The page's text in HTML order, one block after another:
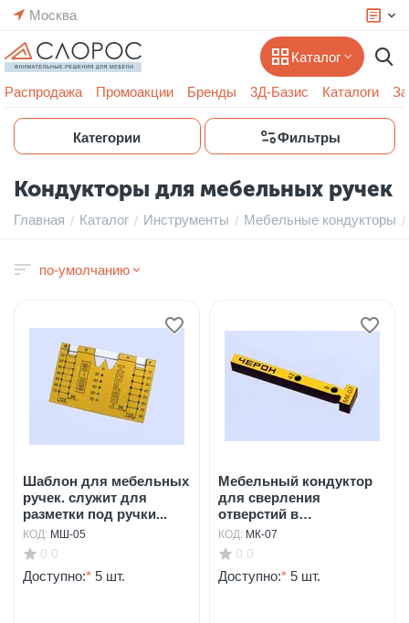
Москва
Каталог
Распродажа Промоакции Бренды 3Д-Базис Каталоги
Категории Фильтры
Кондукторы для мебельных ручек
Главная / Каталог / Инструменты / Мебельные кондукторы /
по-умолчанию
Шаблон для мебельных
ручек. служит для
разметки под ручки...
КОД: МШ-05
0.0
Доступно:* 5 шт.
Мебельный кондуктор
для сверления
отверстий в
алюминиевых...
КОД: МК-07
0.0
Доступно:* 5 шт.